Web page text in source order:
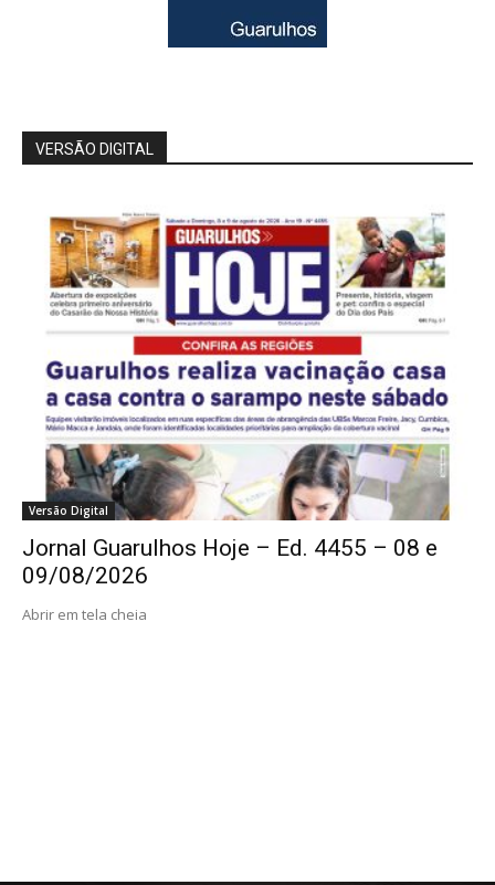
VERSÃO DIGITAL
Versão Digital
Jornal Guarulhos Hoje – Ed. 4455 – 08 e
09/08/2026
Abrir em tela cheia